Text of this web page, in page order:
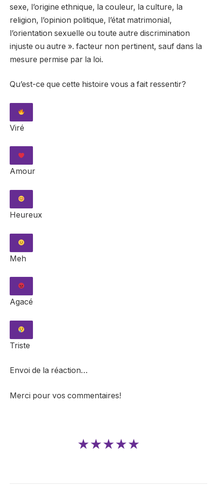
sexe, l’origine ethnique, la couleur, la culture, la
religion, l’opinion politique, l’état matrimonial,
l’orientation sexuelle ou toute autre discrimination
injuste ou autre ». facteur non pertinent, sauf dans la
mesure permise par la loi.
Qu’est-ce que cette histoire vous a fait ressentir?
Viré
Amour
Heureux
Meh
Agacé
Triste
Envoi de la réaction…
Merci pour vos commentaires!
★★★★★